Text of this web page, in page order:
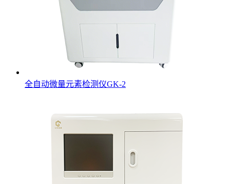
全自动微量元素检测仪GK-2